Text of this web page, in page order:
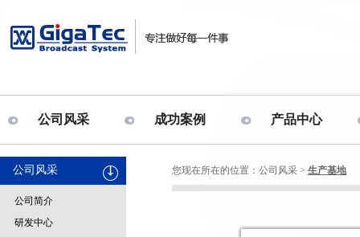
公司风采 成功案例 产品中心
公司风采
公司简介
研发中心
您现在所在的位置： 公司风采 > 生产基地